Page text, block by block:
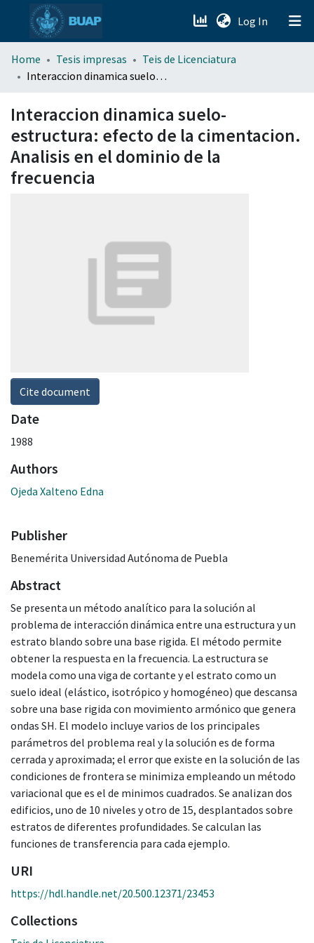
Log In (current)
menu.section.about_menu
Home Tesis impresas
Teis de Licenciatura
Interaccion dinamica suelo-estructura: efecto de la cimentacion. Analisis en el dominio de la frecuencia
Interaccion dinamica suelo-
estructura: efecto de la cimentacion.
Analisis en el dominio de la
frecuencia
Cite document
Date
1988
Authors
Ojeda Xalteno Edna
Publisher
Benemérita Universidad Autónoma de Puebla
Abstract
Se presenta un método analítico para la solución al
problema de interacción dinámica entre una estructura y un
estrato blando sobre una base rigida. El método permite
obtener la respuesta en la frecuencia. La estructura se
modela como una viga de cortante y el estrato como un
suelo ideal (elástico, isotrópico y homogéneo) que descansa
sobre una base rigida con movimiento armónico que genera
ondas SH. El modelo incluye varios de los principales
parámetros del problema real y la solución es de forma
cerrada y aproximada; el error que existe en la solución de las
condiciones de frontera se minimiza empleando un método
variacional que es el de minimos cuadrados. Se analizan dos
edificios, uno de 10 niveles y otro de 15, desplantados sobre
estratos de diferentes profundidades. Se calculan las
funciones de transferencia para cada ejemplo.
URI
https://hdl.handle.net/20.500.12371/23453
Collections